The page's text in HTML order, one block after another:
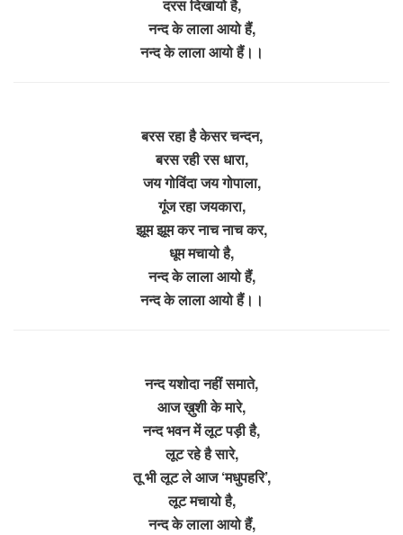
दरस दिखायो है,
नन्द के लाला आयो हैं,
नन्द के लाला आयो हैं।।
बरस रहा है केसर चन्दन,
बरस रही रस धारा,
जय गोविंदा जय गोपाला,
गूंज रहा जयकारा,
झूम झूम कर नाच नाच कर,
धूम मचायो है,
नन्द के लाला आयो हैं,
नन्द के लाला आयो हैं।।
नन्द यशोदा नहीं समाते,
आज ख़ुशी के मारे,
नन्द भवन में लूट पड़ी है,
लूट रहे है सारे,
तू भी लूट ले आज ‘मधुपहरि’,
लूट मचायो है,
नन्द के लाला आयो हैं,